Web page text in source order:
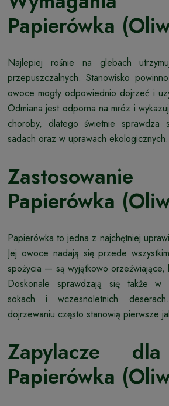
Papierówka
Najlepiej rośnie na glebach
przepuszczalnych. Stanowisko
owoce mogły odpowiednio dojrzeć i
Odmiana jest odporna na mróz i
choroby, dlatego świetnie sprawdza
sadach oraz w uprawach ekologicznych.
Papierówka
Papierówka to jedna z najchętniej
Jej owoce nadają się przede
spożycia — są wyjątkowo orzeźwiające,
Doskonale sprawdzają się także w
sokach i wczesnoletnich
dojrzewaniu często stanowią pierwsze
Zapylacze
Papierówka